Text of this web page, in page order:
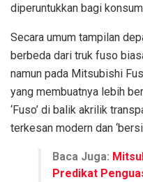
diperuntukkan bagi
Secara umum tampilan
berbeda dari truk fuso
namun pada Mitsubishi
yang membuatnya lebih
‘Fuso’ di balik akrilik
terkesan modern dan
Baca Juga:
Predikat